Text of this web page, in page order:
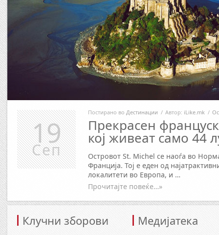
Постирано во Дестинации / Автор: iLike.mk /
Прекрасен
кој живеат само 44
Островот St. Michel се наоѓа во
Франција. Тој е еден од
локалитети во Европа, и …
Прочитајте повеќе…»
19
Сеп
Клучни зборови Медијатека